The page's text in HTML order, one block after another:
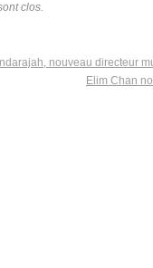
clos.
nouveau directeur
Elim Chan